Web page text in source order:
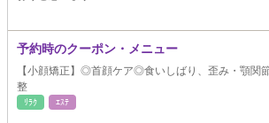
予約時のクーポン・メニュー
【小顔矯正】◎首顔ケア◎食いしばり、歪み・顎関
整
ﾘﾗｸ ｴｽﾃ